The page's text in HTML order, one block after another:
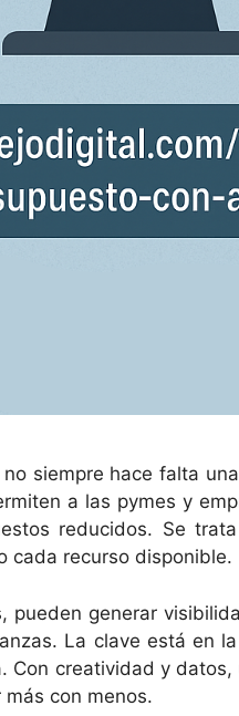
siempre hace falta
a las pymes y
reducidos. Se
cada recurso disponible.
pueden generar
La clave está en
Con creatividad y
con menos.